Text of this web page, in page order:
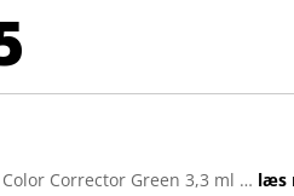
Corrector Green 3,3 ml … læs